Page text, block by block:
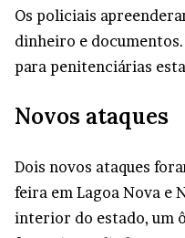
Os policiais
dinheiro e
para penitenciárias
Novos ataques
Dois novos ataques
feira em Lagoa Nova e
interior do estado, um